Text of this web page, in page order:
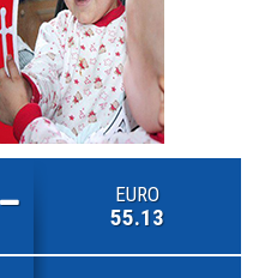
EURO
55.13